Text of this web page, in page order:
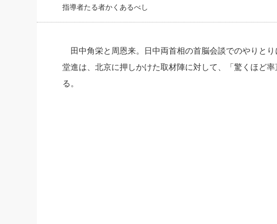
日号）
社長のための“儲かる通販”戦略視点(151)
継続経営 百話百行(85)
酒井光雄 成功事例に学ぶ繁栄企業のブランド戦略
次もあなたにお願い
社長の右腕をつくる
酒井英之の社長のビ
指導者たる者かくあるべし
田中角栄と周恩来。日中両首相の首脳会談でのやりとり
堂進は、 北京に押しかけた取材陣に対して、「 驚くほど
る。